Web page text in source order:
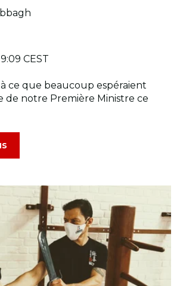
CEST
ce que beaucoup espéraient
de notre Première Ministre ce